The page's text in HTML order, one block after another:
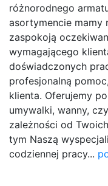
różnorodnego
asortymencie mamy
zaspokoją
wymagającego
doświadczonych
profesjonalną
klienta. Oferujemy
umywalki, wanny,
zależności od
tym Naszą
codziennej pracy...